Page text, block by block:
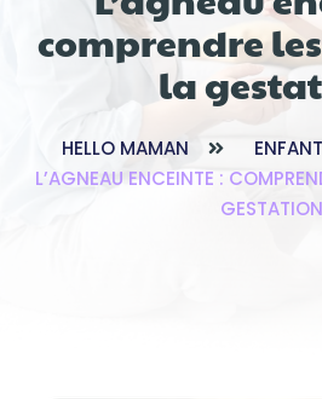
comprendre
la
HELLO MAMAN
L’AGNEAU ENCEINTE :
GESTATION